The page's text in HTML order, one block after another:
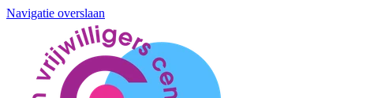
Navigatie overslaan